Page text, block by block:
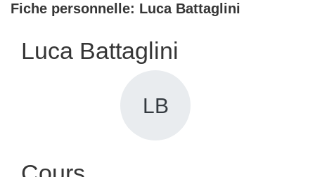
Fiche personnelle: Luca Battaglini
Luca Battaglini
LB